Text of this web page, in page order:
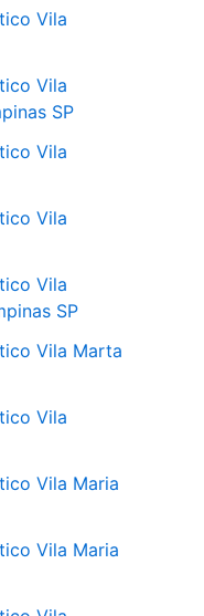
Vila
Vila
SP
Vila
Vila
Vila
SP
Vila Marta
Vila
Vila Maria
Vila Maria